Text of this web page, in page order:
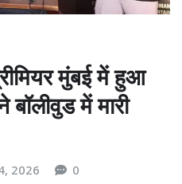
मुंबई में हुआ
में मारी
2026 0